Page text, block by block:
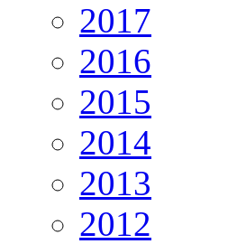
2017
2016
2015
2014
2013
2012